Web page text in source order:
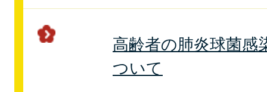
高齢者の肺炎球菌感
ついて